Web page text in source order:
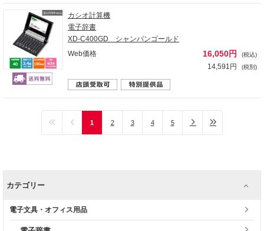
カシオ計算機
電子辞書
XD-C400GD シャンパンゴールド
Web価格
16,050円 (税込)
14,591円 (税別)
1 2 3 4 5
カテゴリー
電子文具・オフィス用品